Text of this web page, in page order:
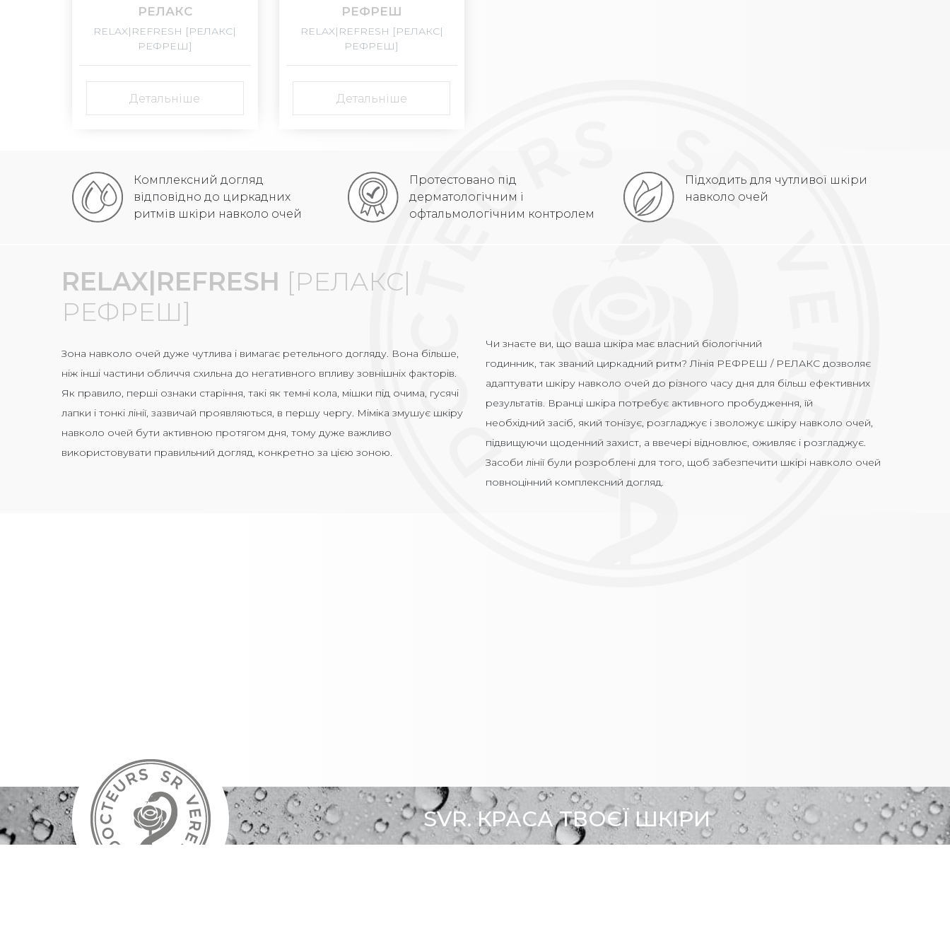
РЕЛАКС
RELAX|REFRESH [РЕЛАКС|
РЕФРЕШ]
Детальніше
РЕФРЕШ
RELAX|REFRESH [РЕЛАКС|
РЕФРЕШ]
Детальніше
Комплексний догляд
відповідно до циркадних
ритмів шкіри навколо очей
Протестовано під
дерматологічним і
офтальмологічним контролем
Підходить для чутливої шкіри
навколо очей
RELAX|REFRESH [РЕЛАКС|
РЕФРЕШ]
Зона навколо очей дуже чутлива і вимагає ретельного догляду. Вона більше,
ніж інші частини обличчя схильна до негативного впливу зовнішніх факторів.
Як правило, перші ознаки старіння, такі як темні кола, мішки під очима, гусячі
лапки і тонкі лінії, зазвичай проявляються, в першу чергу. Міміка змушує шкіру
навколо очей бути активною протягом дня, тому дуже важливо
використовувати правильний догляд, конкретно за цією зоною.
Чи знаєте ви, що ваша шкіра має власний біологічний
годинник, так званий циркадний ритм? Лінія РЕФРЕШ / РЕЛАКС дозволяє
адаптувати шкіру навколо очей до різного часу дня для більш ефективних
результатів. Вранці шкіра потребує активного пробудження, їй
необхідний засіб, який тонізує, розгладжує і зволожує шкіру навколо очей,
підвищуючи щоденний захист, а ввечері відновлює, оживляє і розгладжує.
Засоби лінії були розроблені для того, щоб забезпечити шкірі навколо очей
повноцінний комплексний догляд.
SVR. КРАСА ТВОЄЇ ШКІРИ